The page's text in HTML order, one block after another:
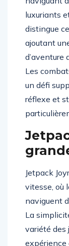
naviguant
luxuriants
distingue
ajoutant
d’aventure
Les
un défi
réflexe et
Jetpack
vitesse, où
naviguent
La
variété des